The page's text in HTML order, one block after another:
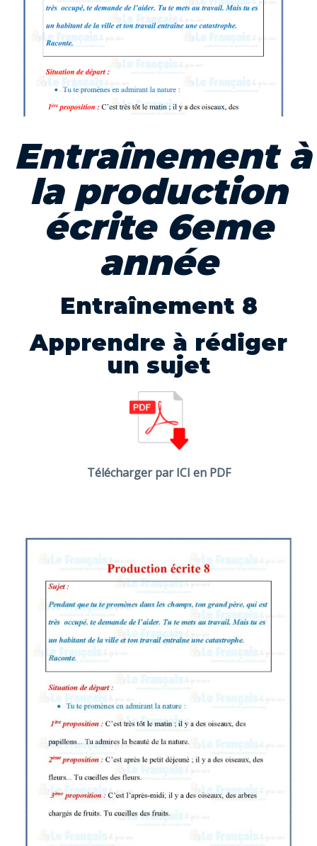
Entraînementà
la production
écrite 6eme
année
Entraînement 8
Apprendre à rédiger
un sujet
Télécharger par ICI en PDF